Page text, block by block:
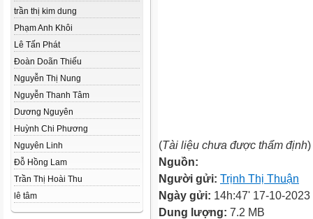
trần thị kim dung
Phạm Anh Khôi
Lê Tấn Phát
Đoàn Doãn Thiếu
Nguyễn Thị Nung
Nguyễn Thanh Tâm
Dương Nguyên
Huỳnh Chi Phương
Nguyên Linh
Đỗ Hồng Lam
Trần Thị Hoài Thu
lê tâm
(Tài liệu chưa được thẩm định)
Nguồn:
Người gửi: Trịnh Thị Thuận
Ngày gửi: 14h:47' 17-10-2023
Dung lượng: 7.2 MB